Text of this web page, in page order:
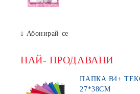
Абонирай се
НАЙ- ПРОДАВАНИ
ПАПКА В4+ ТЕКСТИЛ С ЦИП
27*38СМ